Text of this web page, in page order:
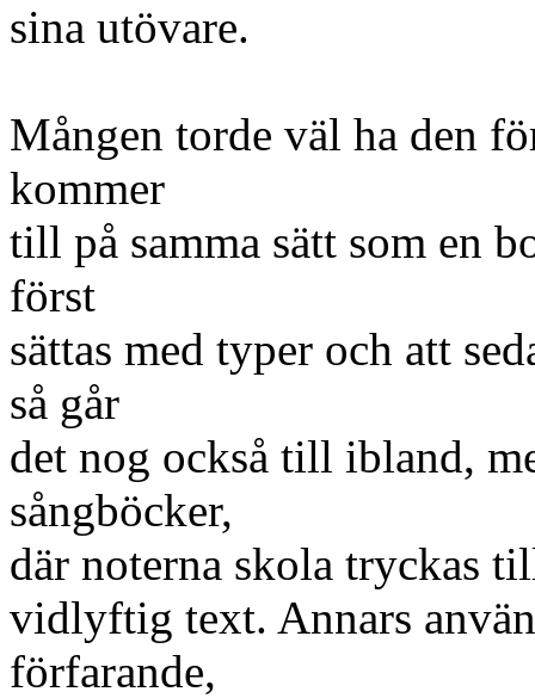
sina utövare.
Mången torde väl ha den
kommer
till på samma sätt som en
först
sättas med typer och att
så går
det nog också till ibland,
sångböcker,
där noterna skola tryckas
vidlyftig text. Annars
förfarande,